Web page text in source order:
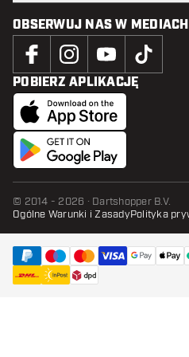
OBSERWUJ NAS W
POBIERZ APLIKACJĘ
© 2014 - 2026 · Dartshopper B.V.
Ogólne Warunki i ZasadyPolityka